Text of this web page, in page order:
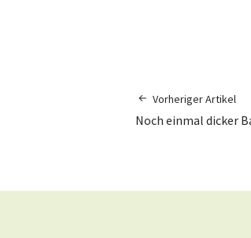
Vorheriger Artikel
Noch einmal dicker